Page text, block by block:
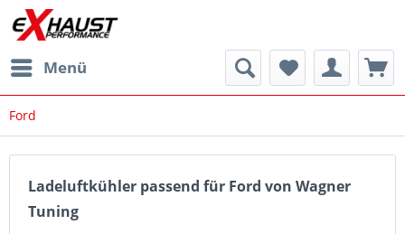
Menü
Ford
Ladeluftkühler passend für Ford von Wagner
Tuning